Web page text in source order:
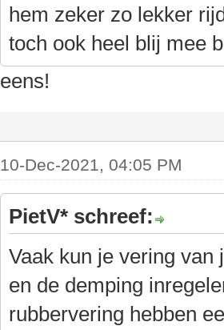
hem zeker zo lekker
toch ook heel blij mee
eens!
10-Dec-2021, 04:05 PM
PietV* schreef:
Vaak kun je vering
en de demping
rubbervering hebben